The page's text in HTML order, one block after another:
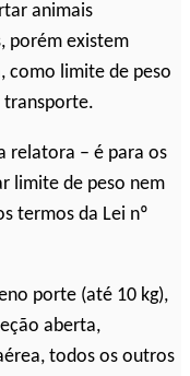
animais
porém existem
como limite de peso
transporte.
relatora – é para os
limite de peso nem
termos da Lei nº
porte (até 10 kg),
aberta,
todos os outros